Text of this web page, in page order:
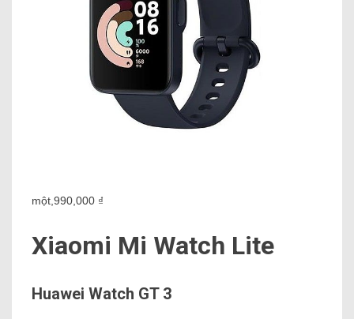
một,990,000 ₫
Xiaomi Mi Watch Lite
Huawei Watch GT 3